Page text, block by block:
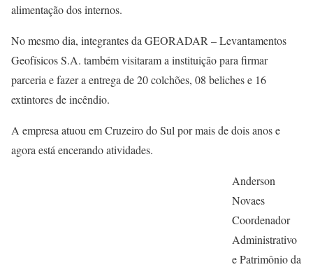
alimentação dos internos.
No mesmo dia, integrantes da GEORADAR – Levantamentos
Geofísicos S.A. também visitaram a instituição para firmar
parceria e fazer a entrega de 20 colchões, 08 beliches e 16
extintores de incêndio.
A empresa atuou em Cruzeiro do Sul por mais de dois anos e
agora está encerando atividades.
Anderson
Novaes
Coordenador
Administrativo
e Patrimônio da